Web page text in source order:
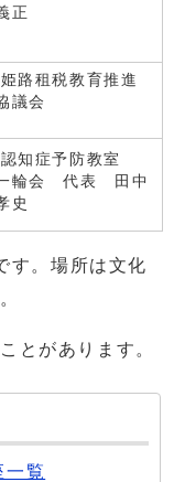
正
姫路租税教育推進
議会
認知症予防教室
輪会 代表 田中
史
す。場所は文化
とがあります。
一覧